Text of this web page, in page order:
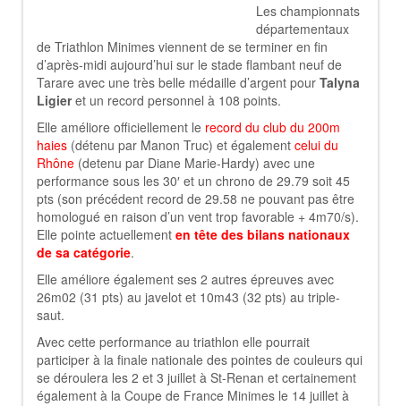
Les championnats
départementaux
de Triathlon Minimes viennent de se terminer en fin
d’après-midi aujourd’hui sur le stade flambant neuf de
Tarare avec une très belle médaille d’argent pour Talyna
Ligieret un record personnel à 108 points.
Elle améliore officiellement le record du club du 200m
haies (détenu par Manon Truc) et également celui du
Rhône (detenu par Diane Marie-Hardy) avec une
performance sous les 30′ et un chrono de 29.79 soit 45
pts (son précédent record de 29.58 ne pouvant pas être
homologué en raison d’un vent trop favorable + 4m70/s).
Elle pointe actuellement en tête des bilans nationaux
de sa catégorie.
Elle améliore également ses 2 autres épreuves avec
26m02 (31 pts) au javelot et 10m43 (32 pts) au triple-
saut.
Avec cette performance au triathlon elle pourrait
participer à la finale nationale des pointes de couleurs qui
se déroulera les 2 et 3 juillet à St-Renan et certainement
également à la Coupe de France Minimes le 14 juillet à